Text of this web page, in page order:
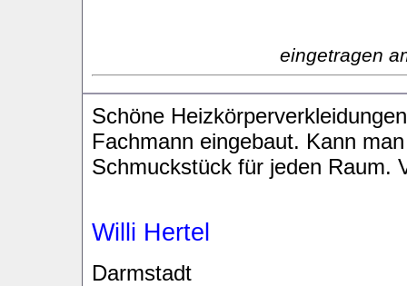
eingetragen
Schöne
Fachmann eingebaut. Kann
Schmuckstück für jeden Raum.
Willi Hertel
Darmstadt